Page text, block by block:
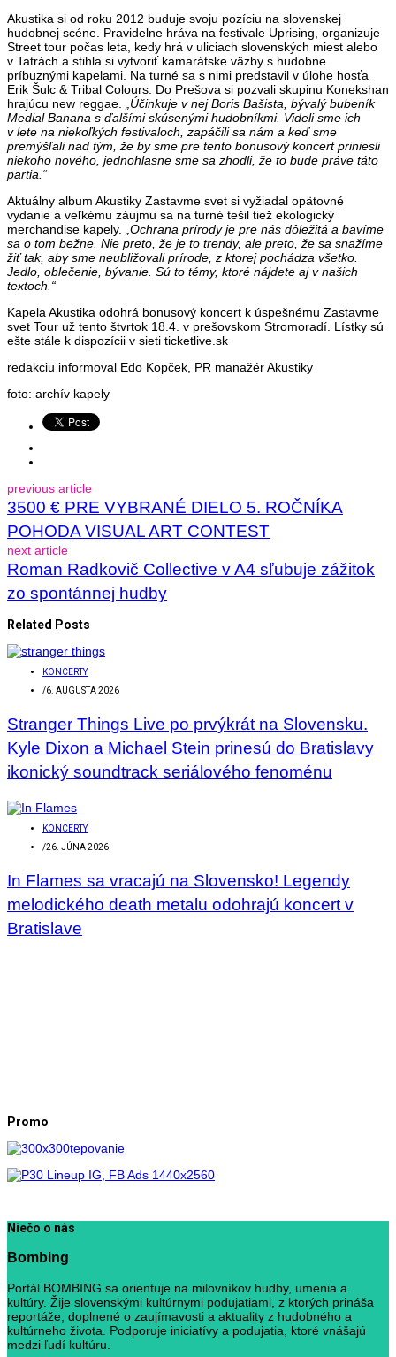
Akustika si od roku 2012 buduje svoju pozíciu na slovenskej
hudobnej scéne. Pravidelne hráva na festivale Uprising, organizuje
Street tour počas leta, kedy hrá v uliciach slovenských miest alebo
v Tatrách a stihla si vytvoriť kamarátske väzby s hudobne
príbuznými kapelami. Na turné sa s nimi predstavil v úlohe hosťa
Erik Šulc & Tribal Colours. Do Prešova si pozvali skupinu Konekshan
hrajúcu new reggae.
„Účinkuje v nej Boris Bašista, bývalý bubeník
Medial Banana s ďalšími skúsenými hudobníkmi. Videli sme ich
v lete na niekoľkých festivaloch, zapáčili sa nám a keď sme
premýšľali nad tým, že by sme pre tento bonusový koncert priniesli
niekoho nového, jednohlasne sme sa zhodli, že to bude práve táto
partia.“
Aktuálny album Akustiky Zastavme svet si vyžiadal opätovné
vydanie a veľkému záujmu sa na turné tešil tiež ekologický
merchandise kapely.
„Ochrana prírody je pre nás dôležitá a bavíme
sa o tom bežne. Nie preto, že je to trendy, ale preto, že sa snažíme
žiť tak, aby sme neubližovali prírode, z ktorej pochádza všetko.
Jedlo, oblečenie, bývanie. Sú to témy, ktoré nájdete aj v našich
textoch.“
Kapela Akustika odohrá bonusový koncert k úspešnému Zastavme
svet Tour už tento štvrtok 18.4. v prešovskom Stromoradí. Lístky sú
ešte stále k dispozícii v sieti ticketlive.sk
redakciu informoval Edo Kopček, PR manažér Akustiky
foto: archív kapely
previous article
3500 € PRE VYBRANÉ DIELO 5. ROČNÍKA
POHODA VISUAL ART CONTEST
next article
Roman Radkovič Collective v A4 sľubuje zážitok
zo spontánnej hudby
Related Posts
KONCERTY
/6. AUGUSTA 2026
Stranger Things Live po prvýkrát na Slovensku.
Kyle Dixon a Michael Stein prinesú do Bratislavy
ikonický soundtrack seriálového fenoménu
KONCERTY
/26. JÚNA 2026
In Flames sa vracajú na Slovensko! Legendy
melodického death metalu odohrajú koncert v
Bratislave
Promo
Niečo o nás
Bombing
Portál BOMBING sa orientuje na milovníkov hudby, umenia a
kultúry. Žije slovenskými kultúrnymi podujatiami, z ktorých prináša
reportáže, doplnené o zaujímavosti a aktuality z hudobného a
kultúrneho života. Podporuje iniciatívy a podujatia, ktoré vnášajú
medzi ľudí kultúru.